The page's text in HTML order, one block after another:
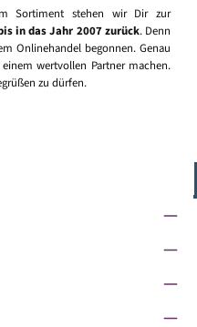
Sortiment stehen wir Dir zur
in das Jahr 2007 zurück. Denn
Onlinehandel begonnen. Genau
wertvollen Partner machen.
zu dürfen.